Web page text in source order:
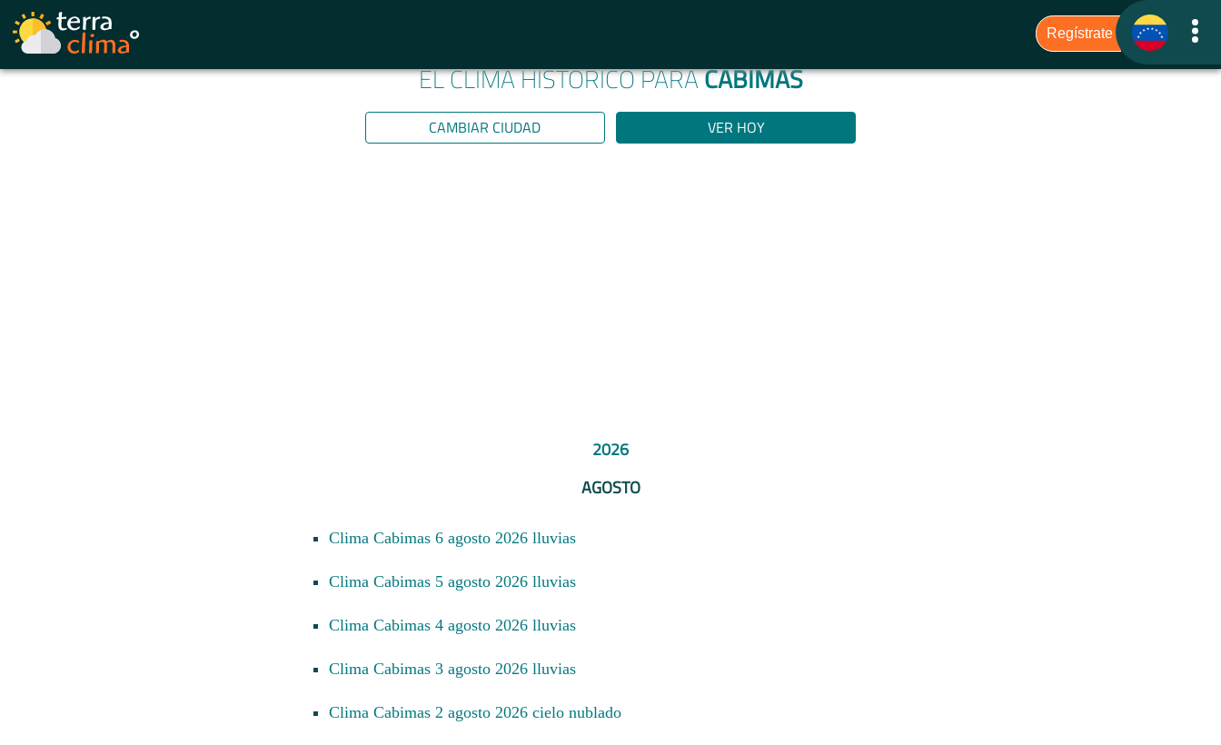
EL CLIMA HISTÓRICO PARACABIMAS
CAMBIAR CIUDAD VER HOY
2026
AGOSTO
Clima Cabimas 6 agosto 2026 lluvias
Clima Cabimas 5 agosto 2026 lluvias
Clima Cabimas 4 agosto 2026 lluvias
Clima Cabimas 3 agosto 2026 lluvias
Clima Cabimas 2 agosto 2026 cielo nublado